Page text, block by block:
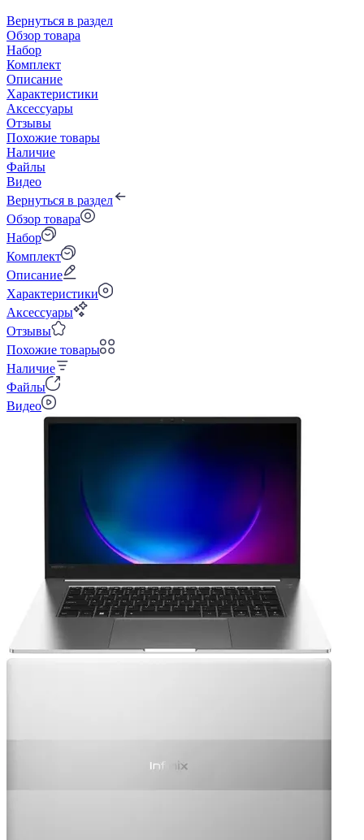
Вернуться в раздел
Обзор товара
Набор
Комплект
Описание
Характеристики
Аксессуары
Отзывы
Похожие товары
Наличие
Файлы
Видео
Вернуться в раздел
Обзор товара
Набор
Комплект
Описание
Характеристики
Аксессуары
Отзывы
Похожие товары
Наличие
Файлы
Видео